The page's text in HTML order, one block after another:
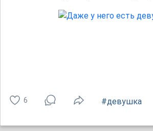
6 #девушка